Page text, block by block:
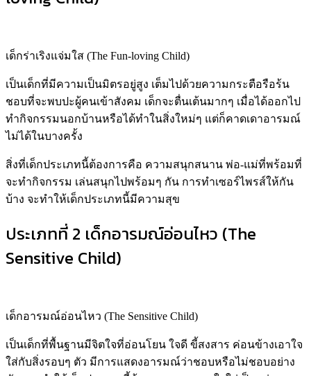
ของเด็กๆ ก็จะเข้าใจได้ว่า เด็กแต่ละคนนั้นมีความเฉพาะตัวที่ไม่
เราCarol Tuttleได้จำแนกเด็กออกเป็น 4 ประเภทหลักๆ ลองมา
สังเกตกันว่าลูกของนั้นมีบุคลิกแบบไหน และต้องการการดูแล
อย่างไร
ประเภทที่ 1 เด็กร่าเริงแจ่มใส (The Fun-
loving Child)
เป็นเด็กที่มีความเป็นมิตรอยู่สูง เต็มไปด้วยความกระตือรือร้น
ชอบที่จะพบปะผู้คนเข้าสังคม เด็กจะตื่นเต้นมากๆ เมื่อได้ออกไป
สิ่งที่เด็กประเภทนี้ต้องการคือ ความสนุกสนาน พ่อ-แม่ที่พร้อมที่
จะทำกิจกรรม เล่นสนุกไปพร้อมๆ กัน การทำเซอร์ไพรส์ให้กัน
บ้าง จะทำให้เด็กประเภทนี้มีความสุข